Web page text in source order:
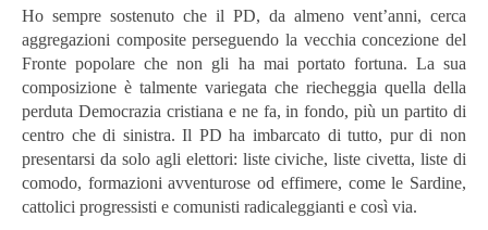
Ho sempre sostenuto che il PD, da almeno vent’anni, cerca
aggregazioni composite perseguendo la vecchia concezione del
Fronte popolare che non gli ha mai portato fortuna. La sua
composizione è talmente variegata che riecheggia quella della
perduta Democrazia cristiana e ne fa, in fondo, più un partito di
centro che di sinistra. Il PD ha imbarcato di tutto, pur di non
presentarsi da solo agli elettori: liste civiche, liste civetta, liste di
comodo, formazioni avventurose od effimere, come le Sardine,
cattolici progressisti e comunisti radicaleggianti e così via.